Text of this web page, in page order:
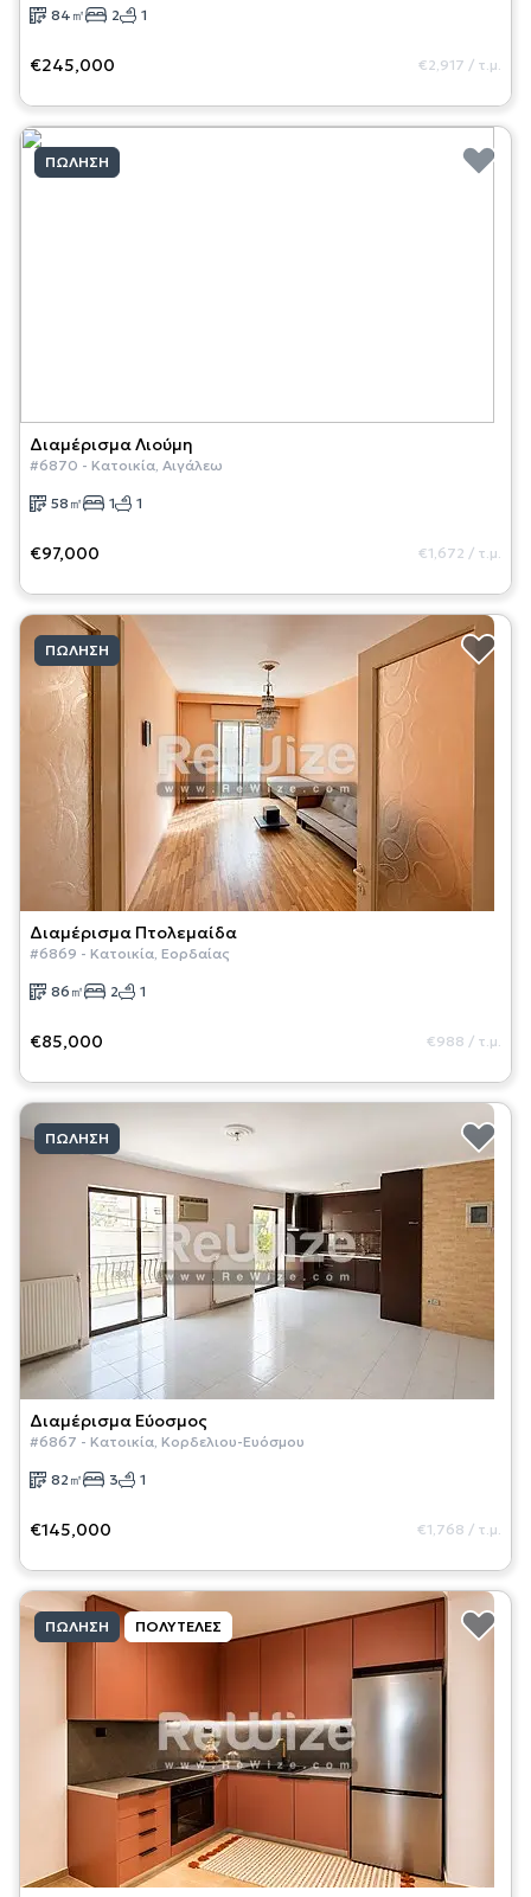
84 ㎡ 2 1
€245,000 €2,917 / τ.μ.
ΠΏΛΗΣΗ
ΔιαμέρισμαΛιούμη
#6870 - Κατοικία, Αιγάλεω
58 ㎡ 1 1
€97,000 €1,672 / τ.μ.
ΠΏΛΗΣΗ
Διαμέρισμα Πτολεμαίδα
#6869 - Κατοικία, Εορδαίας
86 ㎡ 2 1
€85,000 €988 / τ.μ.
ΠΏΛΗΣΗ
Διαμέρισμα Εύοσμος
#6867 - Κατοικία, Κορδελιου-Ευόσμου
82 ㎡ 3 1
€145,000 €1,768 / τ.μ.
ΠΏΛΗΣΗ ΠΟΛΥΤΕΛΈΣ